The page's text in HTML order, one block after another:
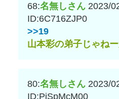
68:名無しさん 2023/
ID:6C716ZJP0
>>19
山本彩の弟子じゃね
80:名無しさん 2023/
ID:PjSpMcM00